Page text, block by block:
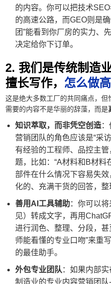
的内容。你可以把技术
的高速公路，而GEO则是
团”能看到你厂房的实力、
决定给你下订单。
2. 我们是传统制造
擅长写作， 怎么做
这是绝大多数工厂的共同痛点，
需要的内容不是华丽的辞藻，而是
知识萃取，而非凭空创造
营销团队的角色应该是“采
有经验的工程师、品控主
题，比如：“A材料和B材料
部件在什么情况下容易失
化的、充满干货的回答，整
善用AI工具辅助：你可以
见）转成文字，再用
进行润色、整理、分段，
师能看懂的专业口吻”来重
的最佳助手。
外包专业团队 ：如果内部
制造业的专业内容营销团